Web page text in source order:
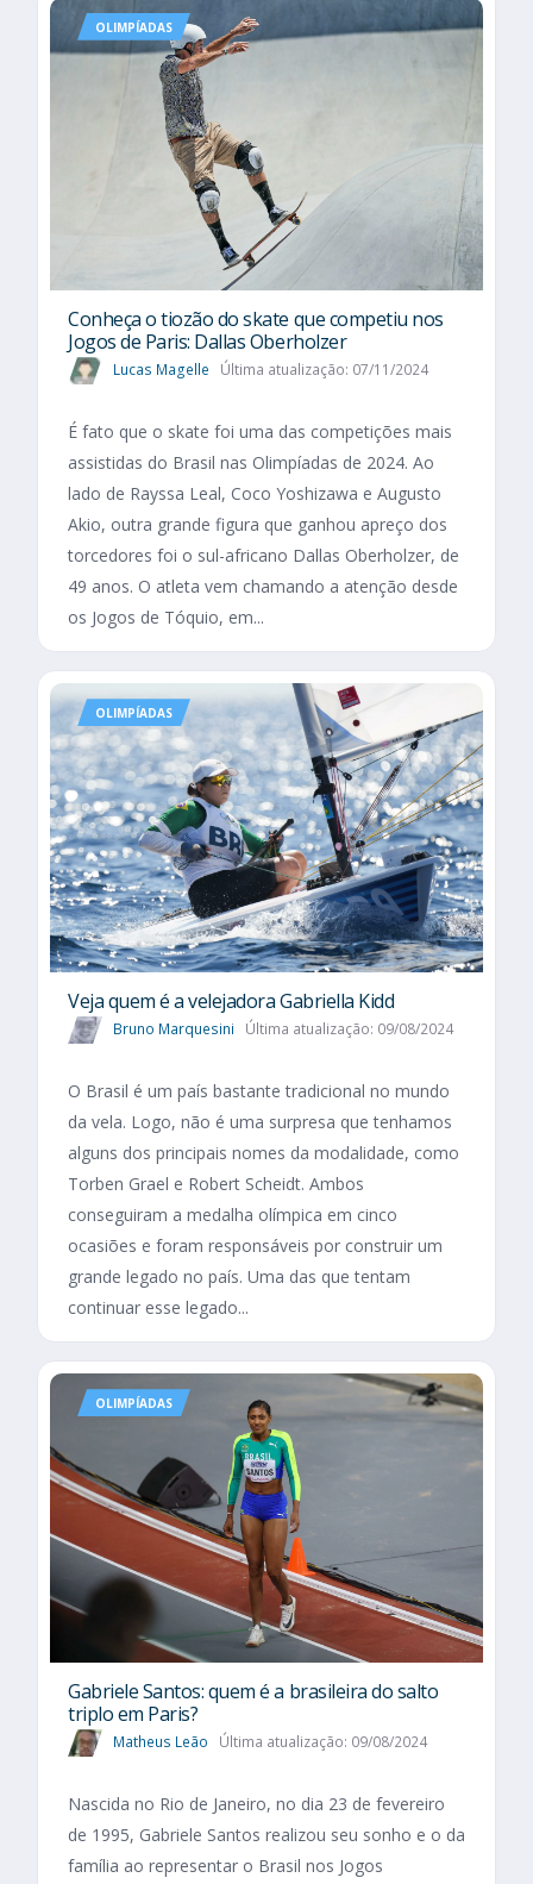
OLIMPÍADAS
Conheça o tiozão do skate que competiu nos
Jogos de Paris: Dallas Oberholzer
Lucas Magelle Última atualização: 07/11/2024
É fato que o skate foi uma das competições mais
assistidas do Brasil nas Olimpíadas de 2024. Ao
lado de Rayssa Leal, Coco Yoshizawa e Augusto
Akio, outra grande figura que ganhou apreço dos
torcedores foi o sul-africano Dallas Oberholzer, de
49 anos. O atleta vem chamando a atenção desde
os Jogos de Tóquio, em...
OLIMPÍADAS
Veja quem é a velejadora Gabriella Kidd
Bruno Marquesini Última atualização: 09/08/2024
O Brasil é um país bastante tradicional no mundo
da vela. Logo, não é uma surpresa que tenhamos
alguns dos principais nomes da modalidade, como
Torben Grael e Robert Scheidt. Ambos
conseguiram a medalha olímpica em cinco
ocasiões e foram responsáveis por construir um
grande legado no país. Uma das que tentam
continuar esse legado...
OLIMPÍADAS
Gabriele Santos: quem é a brasileira do salto
triplo em Paris?
Matheus Leão Última atualização: 09/08/2024
Nascida no Rio de Janeiro, no dia 23 de fevereiro
de 1995, Gabriele Santos realizou seu sonho e o da
família ao representar o Brasil nos Jogos